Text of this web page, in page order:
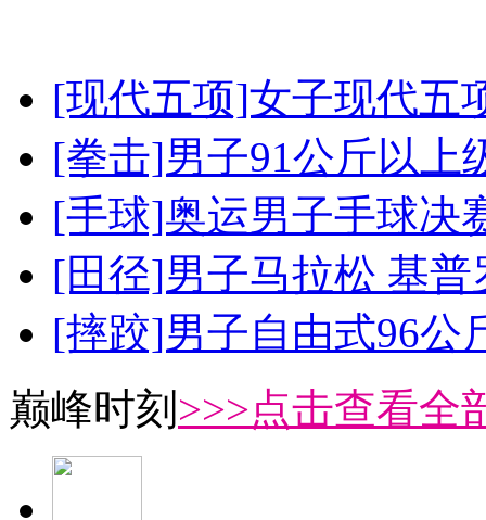
[现代五项]女子现代五
[拳击]男子91公斤以上
[手球]奥运男子手球决
[田径]男子马拉松 基
[摔跤]男子自由式96公
巅峰时刻 >>>点击查看全